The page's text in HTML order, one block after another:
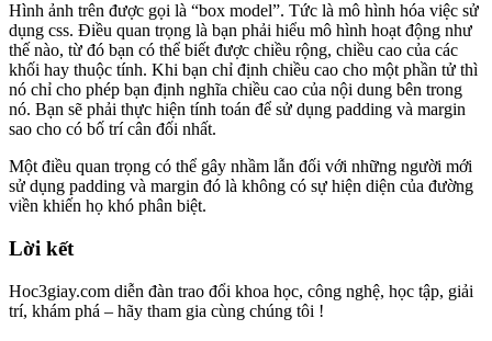
Hình ảnh trên được gọi là “box model”. Tức là mô hình hóa việc sử
dụng css. Điều quan trọng là bạn phải hiểu mô hình hoạt động như
thế nào, từ đó bạn có thể biết được chiều rộng, chiều cao của các
khối hay thuộc tính. Khi bạn chỉ định chiều cao cho một phần tử thì
nó chỉ cho phép bạn định nghĩa chiều cao của nội dung bên trong
nó. Bạn sẽ phải thực hiện tính toán để sử dụng padding và margin
sao cho có bố trí cân đối nhất.
Một điều quan trọng có thể gây nhầm lẫn đối với những người mới
sử dụng padding và margin đó là không có sự hiện diện của đường
viền khiến họ khó phân biệt.
Lời kết
Hoc3giay.com diễn đàn trao đổi khoa học, công nghệ, học tập, giải
trí, khám phá – hãy tham gia cùng chúng tôi !